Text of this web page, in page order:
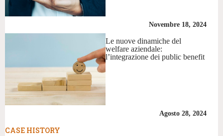
Novembre 18, 2024
Le nuove dinamiche del
welfare aziendale:
l’integrazione dei public benefit
Agosto 28, 2024
CASE HISTORY